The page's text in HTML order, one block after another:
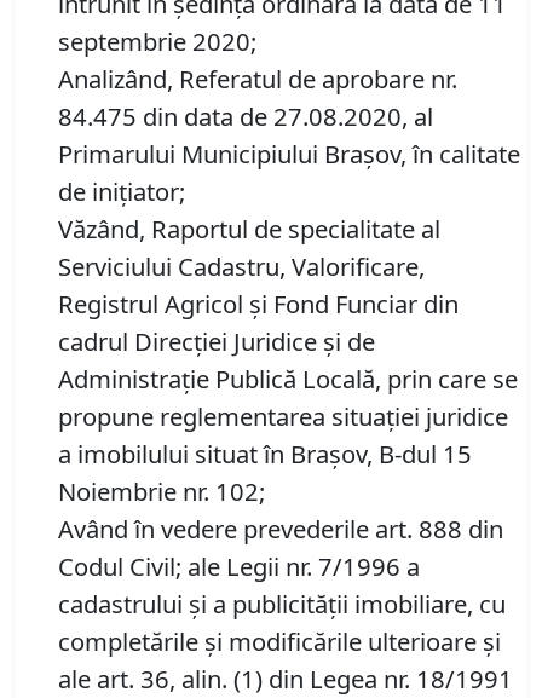
septembrie 2020;
Analizând, Referatul de aprobare nr.
84.475 din data de 27.08.2020, al
Primarului Municipiului Brașov, în calitate
de inițiator;
Văzând, Raportul de specialitate al
Serviciului Cadastru, Valorificare,
Registrul Agricol şi Fond Funciar din
cadrul Direcţiei Juridice şi de
Administraţie Publică Locală, prin care se
propune reglementarea situației juridice
a imobilului situat în Brașov, B-dul 15
Noiembrie nr. 102;
Având în vedere prevederile art. 888 din
Codul Civil; ale Legii nr. 7/1996 a
cadastrului și a publicității imobiliare, cu
completările și modificările ulterioare și
ale art. 36, alin. (1) din Legea nr. 18/1991